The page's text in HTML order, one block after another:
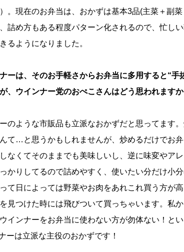
。現在のお弁当は、おかずは基本3品(主菜＋副
詰め方もある程度パターン化されるので、忙し
るようになりました。
は、そのお手軽さからお弁当に多用すると“手
、ウインナー党のおぺこさんはどう思われますか
のような市販品も立派なおかずだと思ってます
て…と思うかもしれませんが、炒めるだけでお
なくてそのままでも美味しいし、逆に味変やアレ
かりしてるので詰めやすく、使いたい分だけ小
て日によっては野菜やお肉をあれこれ買う方が
見つけた時には飛びついて買っちゃいます。私
インナーをお弁当に使わない方が勿体ない！と
ーは立派な主役のおかずです！